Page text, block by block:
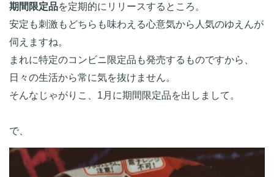
期間限定品を定期的にリリースするところ。
安定も刺激もどちらも味わえる心意気から人気のゆえんが
伺えますね。
まれに特定のコンビニ限定品も発売するものですから、
日々の生活から常に気を抜けません。
そんなじゃがりこ、1月に期間限定品を出しまして。
で、